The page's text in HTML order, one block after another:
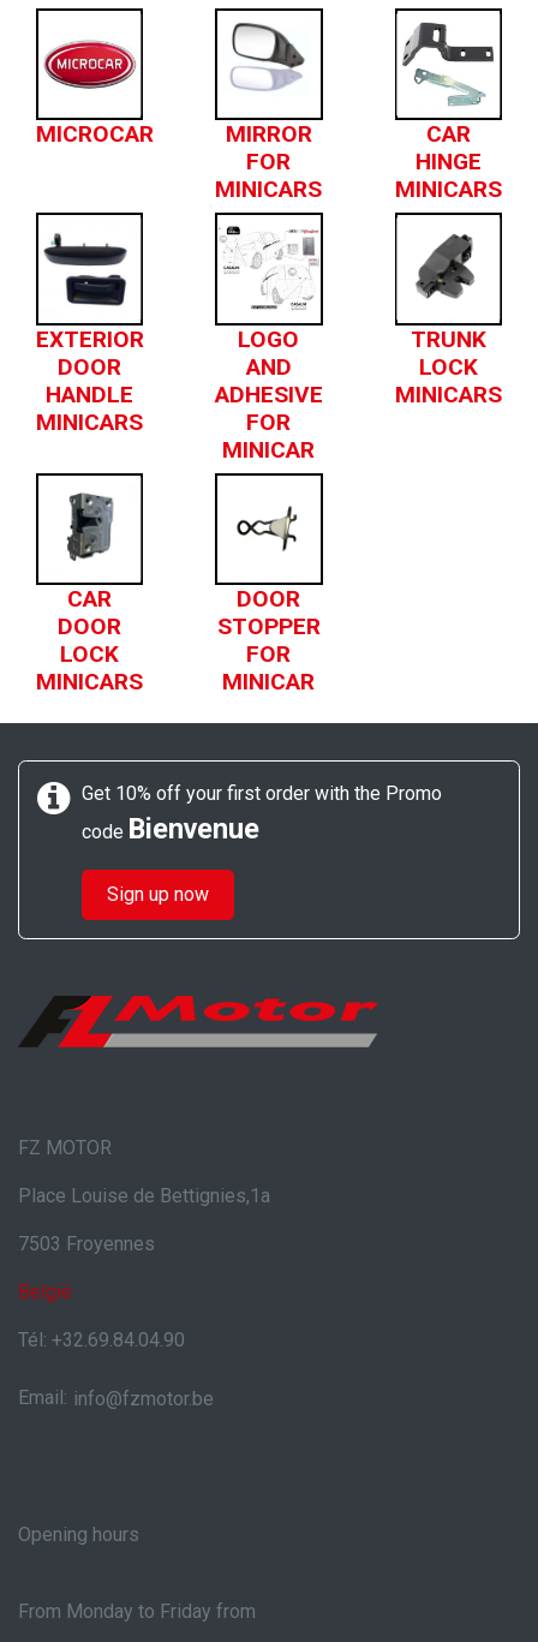
MICROCAR
MIRROR
FOR
MINICARS
CAR
HINGE
MINICARS
EXTERIOR
DOOR
HANDLE
MINICARS
LOGO
AND
ADHESIVE
FOR
MINICAR
TRUNK
LOCK
MINICARS
CAR
DOOR
LOCK
MINICARS
DOOR
STOPPER
FOR
MINICAR
Get 10% off your first order with the Promo
code Bienvenue
Sign up now
FZ MOTOR
Place Louise de Bettignies,1a
7503 Froyennes
België
Tél: +32.69.84.04.90
Email: info@fzmotor.be
Opening hours
From Monday to Friday from